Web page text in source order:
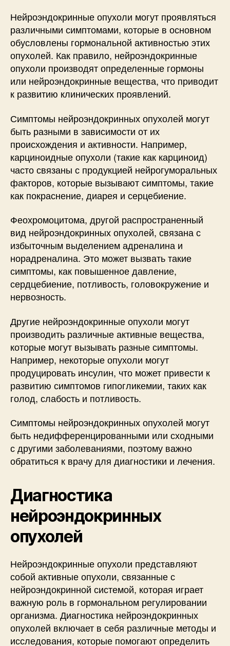
Нейроэндокринные опухоли могут проявляться
различными симптомами, которые в основном
обусловлены гормональной активностью этих
опухолей. Как правило, нейроэндокринные
опухоли производят определенные гормоны
или нейроэндокринные вещества, что приводит
к развитию клинических проявлений.
Симптомы нейроэндокринных опухолей могут
быть разными в зависимости от их
происхождения и активности. Например,
карциноидные опухоли (такие как карциноид)
часто связаны с продукцией нейрогуморальных
факторов, которые вызывают симптомы, такие
как покраснение, диарея и серцебиение.
Феохромоцитома, другой распространенный
вид нейроэндокринных опухолей, связана с
избыточным выделением адреналина и
норадреналина. Это может вызвать такие
симптомы, как повышенное давление,
сердцебиение, потливость, головокружение и
нервозность.
Другие нейроэндокринные опухоли могут
производить различные активные вещества,
которые могут вызывать разные симптомы.
Например, некоторые опухоли могут
продуцировать инсулин, что может привести к
развитию симптомов гипогликемии, таких как
голод, слабость и потливость.
Симптомы нейроэндокринных опухолей могут
быть недифференцированными или сходными
с другими заболеваниями, поэтому важно
обратиться к врачу для диагностики и лечения.
Диагностика
нейроэндокринных
опухолей
Нейроэндокринные опухоли представляют
собой активные опухоли, связанные с
нейроэндокринной системой, которая играет
важную роль в гормональном регулировании
организма. Диагностика нейроэндокринных
опухолей включает в себя различные методы и
исследования, которые помогают определить